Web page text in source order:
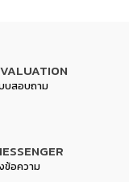
บสอบถาม
ข้อความ